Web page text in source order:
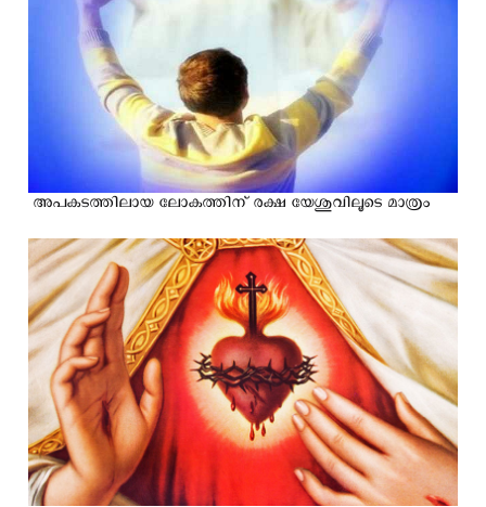
അപകടത്തിലായ ലോകത്തിന് രക്ഷ യേശുവിലൂടെ മാത്രം